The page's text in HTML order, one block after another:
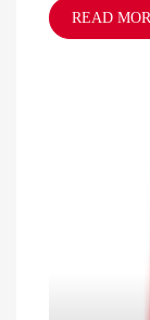
READ